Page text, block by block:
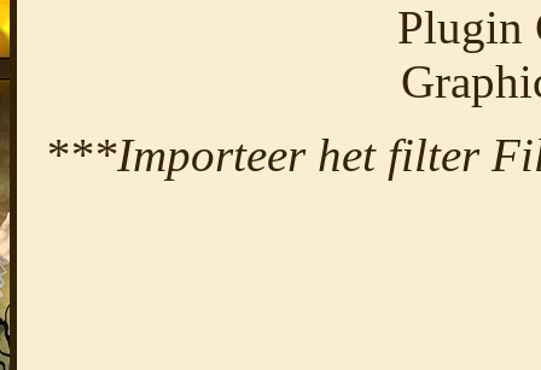
Plugin
***Importeer het filter